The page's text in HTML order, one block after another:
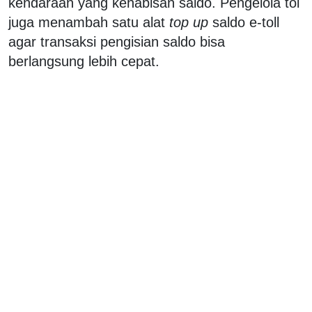
juga menambah satu alat top up saldo e-toll
agar transaksi pengisian saldo bisa
berlangsung lebih cepat.